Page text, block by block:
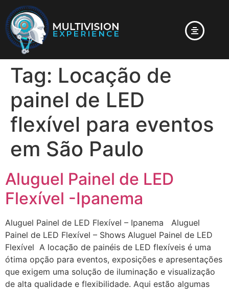
Tag: Locação de
painel de LED
flexível para eventos
em São Paulo
Aluguel Painel de LED
Flexível -Ipanema
Aluguel Painel de LED Flexível – Ipanema Aluguel
Painel de LED Flexível – Shows Aluguel Painel de LED
Flexível A locação de painéis de LED flexíveis é uma
ótima opção para eventos, exposições e apresentações
que exigem uma solução de iluminação e visualização
de alta qualidade e flexibilidade. Aqui estão algumas